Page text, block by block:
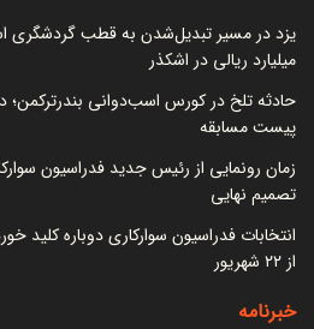
میلیارد ریالی در اشکذر
حادثه تلخ در کورس اسب‌دوانی بندرترکمن؛
پیست مسابقه
تصمیم نهایی
انتخابات فدراسیون سوارکاری دوباره کلید
از ۲۲ شهریور
خبرنامه